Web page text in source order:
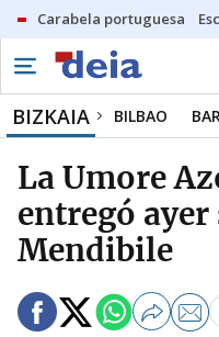
Carabela portuguesa
BIZKAIA BILBAO
La Umore
entregó
Mendibile